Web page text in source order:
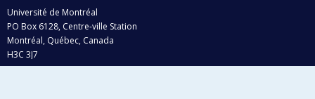
Université de Montréal
PO Box 6128, Centre-ville Station
Montréal, Québec, Canada
H3C 3J7